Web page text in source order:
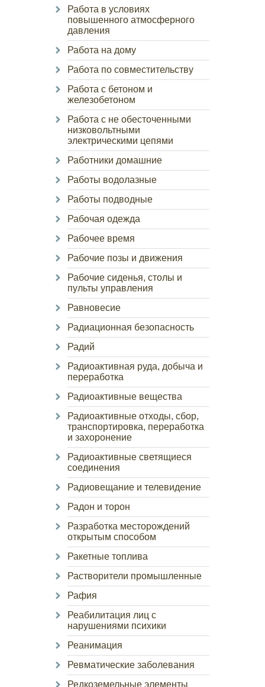
Работа в условиях
повышенного атмосферного
давления
Работа на дому
Работа по совместительству
Работа с бетоном и
железобетоном
Работа с не обесточенными
низковольтными
электрическими цепями
Работники домашние
Работы водолазные
Работы подводные
Рабочая одежда
Рабочее время
Рабочие позы и движения
Рабочие сиденья, столы и
пульты управления
Равновесие
Радиационная безопасность
Радий
Радиоактивная руда, добыча и
переработка
Радиоактивные вещества
Радиоактивные отходы, сбор,
транспортировка, переработка
и захоронение
Радиоактивные светящиеся
соединения
Радиовещание и телевидение
Радон и торон
Разработка месторождений
открытым способом
Ракетные топлива
Растворители промышленные
Рафия
Реабилитация лиц с
нарушениями психики
Реанимация
Ревматические заболевания
Редкоземельные элементы